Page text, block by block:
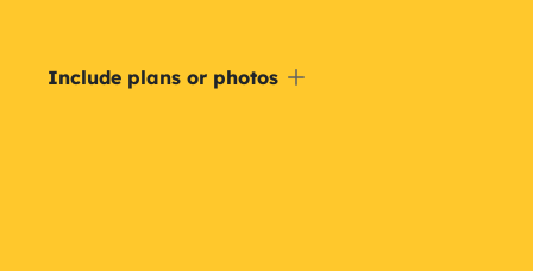
Include
Include plans or photos